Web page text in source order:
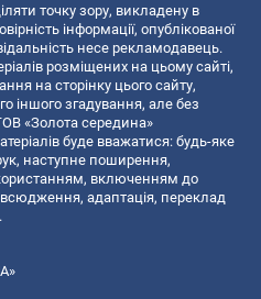
точку зору, викладену в
інформації, опублікованої
несе рекламодавець.
розміщених на цьому сайті,
на сторінку цього сайту,
іншого згадування, але без
«Золота середина»
буде вважатися: будь-яке
наступне поширення,
включенням до
адаптація, переклад